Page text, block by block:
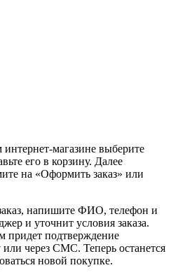
магазине выберите
его в корзину. Далее
на «Оформить заказ» или
напишите ФИО, телефон и
и уточнит условия заказа.
придет подтверждение
через СМС. Теперь останется
новой покупке.